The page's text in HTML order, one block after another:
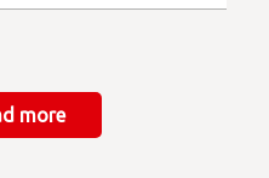
more